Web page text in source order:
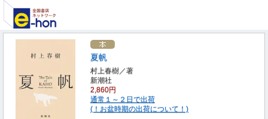
夏帆
村上春樹／著
新潮社
2,860円
通常１～２日で出荷
(！お盆時期の出荷について！)